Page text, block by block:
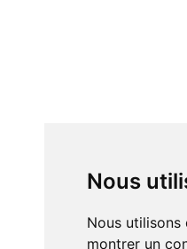
Nous
Nous utilisons des cookies et d'autres technologies de suivi pour améliorer votre expérience de navigation sur notre site, pour vous
montrer un